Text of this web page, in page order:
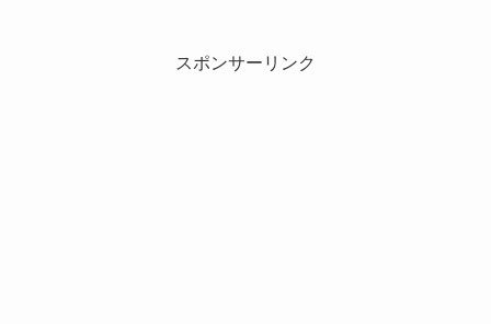
スポンサーリンク